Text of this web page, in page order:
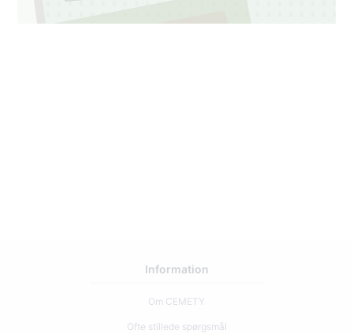
Information
Om CEMETY
Ofte stillede spørgsmål